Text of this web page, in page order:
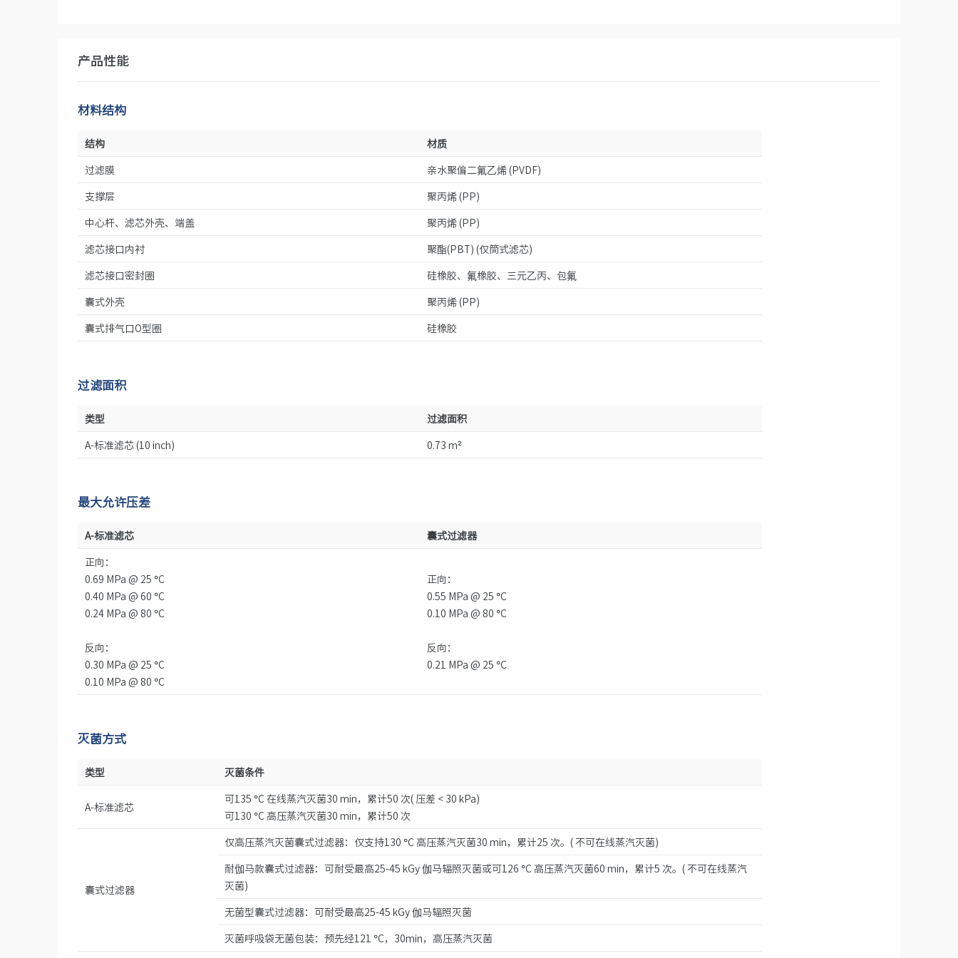
产品性能
材料结构
结构
材质
过滤膜
亲水聚偏二氟乙烯 (PVDF)
支撑层
聚丙烯 (PP)
中心杆、滤芯外壳、端盖
聚丙烯 (PP)
滤芯接口内衬
聚酯(PBT) (仅筒式滤芯)
滤芯接口密封圈
硅橡胶、氟橡胶、三元乙丙、包氟
囊式外壳
聚丙烯 (PP)
囊式排气口O型圈
硅橡胶
过滤面积
类型
过滤面积
A-标准滤芯 (10 inch)
0.73 m²
最大允许压差
A-标准滤芯
囊式过滤器
正向：
0.69 MPa @ 25 °C
0.40 MPa @ 60 °C
0.24 MPa @ 80 °C
反向：
0.30 MPa @ 25 °C
0.10 MPa @ 80 °C
正向：
0.55 MPa @ 25 °C
0.10 MPa @ 80 °C
反向：
0.21 MPa @ 25 °C
灭菌方式
类型 灭菌条件
A-标准滤芯
可135 °C 在线蒸汽灭菌30 min，累计50 次( 压差 < 30 kPa)
可130 °C 高压蒸汽灭菌30 min，累计50 次
囊式过滤器
仅高压蒸汽灭菌囊式过滤器：仅支持130 °C 高压蒸汽灭菌30 min，累计25 次。( 不可在线蒸汽灭菌)
耐伽马款囊式过滤器：可耐受最高25-45 kGy 伽马辐照灭菌或可126 °C 高压蒸汽灭菌60 min，累计5 次。( 不可在线蒸汽
灭菌)
无菌型囊式过滤器：可耐受最高25-45 kGy 伽马辐照灭菌
灭菌呼吸袋无菌包装：预先经121 °C，30min，高压蒸汽灭菌